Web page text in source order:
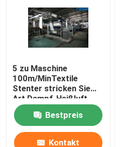
5 zu Maschine
100m/MinTextile
Stenter stricken Sie
Art Dampf-Heißluft
Stenter-Maschine
Bestpreis
Kontakt